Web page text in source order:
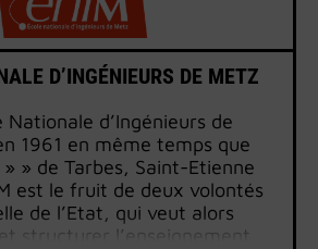
D’INGÉNIEURS DE METZ
Nationale d’Ingénieurs de
1961 en même temps que
» de Tarbes, Saint-Etienne
est le fruit de deux volontés
de l’Etat, qui veut alors
structurer l’enseignement